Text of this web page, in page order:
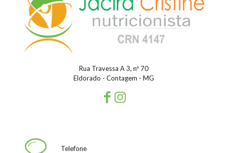
Rua Travessa A 3, nº 70
Eldorado - Contagem - MG
Telefone